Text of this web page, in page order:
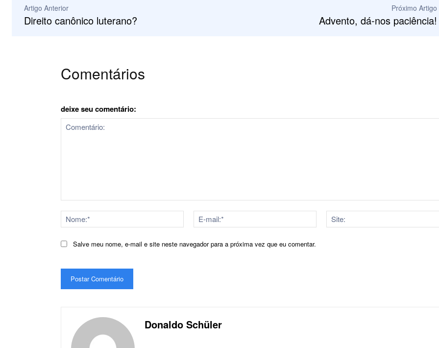
Artigo Anterior
Direito canônico luterano?
Próximo Artigo
Advento, dá-nos paciência!
Comentários
deixe seu comentário:
Nome:*
mail:*
Salve meu nome, e-mail e site neste navegador para a próxima vez que eu comentar.
Donaldo Schüler